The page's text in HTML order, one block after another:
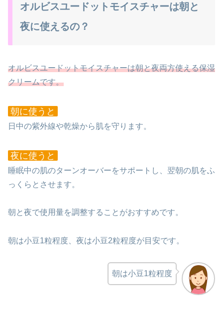
オルビスユードットモイスチャーは朝と
夜に使えるの？
オルビスユードットモイスチャーは朝と夜両方使える保湿
クリームです。
朝に使うと
日中の紫外線や乾燥から肌を守ります。
夜に使うと
睡眠中の肌のターンオーバーをサポートし、翌朝の肌をふ
っくらとさせます。
朝と夜で使用量を調整することがおすすめです。
朝は小豆1粒程度、夜は小豆2粒程度が目安です。
朝は小豆1粒程度